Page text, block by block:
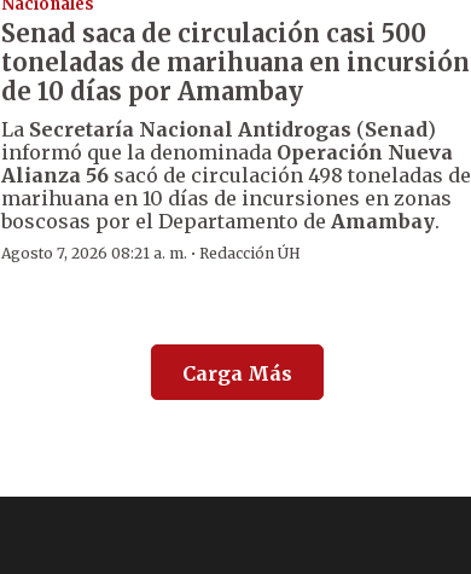
Nacionales
Senad saca de circulación casi 500
toneladas de marihuana en incursión
de 10 días por Amambay
La Secretaría Nacional Antidrogas (Senad)
informó que la denominada Operación Nueva
Alianza 56 sacó de circulación 498 toneladas de
marihuana en 10 días de incursiones en zonas
boscosas por el Departamento de Amambay.
Agosto 7, 2026 08:21 a. m. ·Redacción ÚH
Carga Más